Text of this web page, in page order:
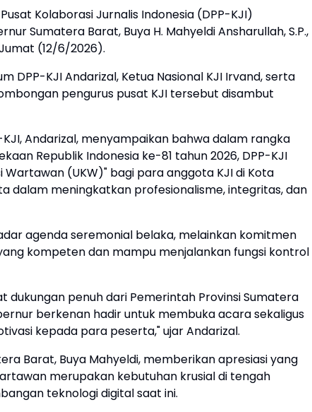
Kolaborasi Jurnalis Indonesia (DPP-KJI)
Sumatera Barat, Buya H. Mahyeldi Ansharullah, S.P.,
(12/6/2026).
DPP-KJI Andarizal, Ketua Nasional KJI Irvand, serta
pengurus pusat KJI tersebut disambut
Andarizal, menyampaikan bahwa dalam rangka
Republik Indonesia ke-81 tahun 2026, DPP-KJI
(UKW)" bagi para anggota KJI di Kota
dalam meningkatkan profesionalisme, integritas, dan
agenda seremonial belaka, melainkan komitmen
kompeten dan mampu menjalankan fungsi kontrol
dukungan penuh dari Pemerintah Provinsi Sumatera
berkenan hadir untuk membuka acara sekaligus
kepada para peserta," ujar Andarizal.
Barat, Buya Mahyeldi, memberikan apresiasi yang
merupakan kebutuhan krusial di tengah
teknologi digital saat ini.